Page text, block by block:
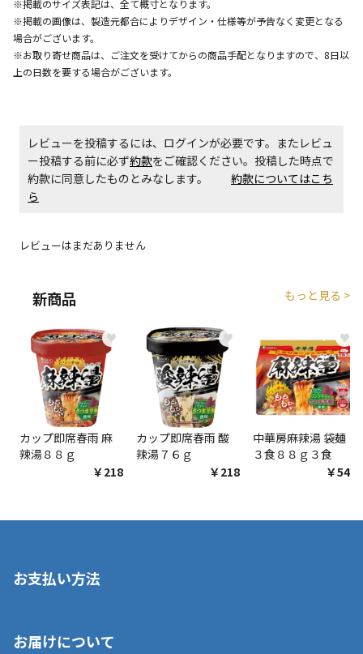
商品購入個数ごとに送料がかかる商品です
※掲載のサイズ表記は、全て概寸となります。
※掲載の画像は、製造元都合によりデザイン・仕様等が予告なく変更となる
場合がございます。
※お取り寄せ商品は、ご注文を受けてからの商品手配となりますので、8日以
上の日数を要する場合がございます。
レビューを投稿するには、ログインが必要です。またレビュ
ー投稿する前に必ず約款をご確認ください。投稿した時点で
約款に同意したものとみなします。 約款についてはこち
ら
レビューはまだありません
新商品 もっと見る >
♥
カップ即席春雨 麻
辣湯８８ｇ
￥218
♥
カップ即席春雨 酸
辣湯７６ｇ
￥218
♥
中華房麻辣湯 袋麺
３食８８ｇ３食
￥548
お支払い方法
いいただくことはできません。ご了承ください。
お届けについて